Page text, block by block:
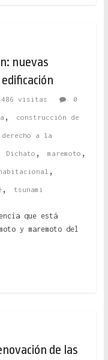
nuevas
visitas 0
, construcción de
derecho a la
Dichato , maremoto ,
,
, tsunami
que está
y maremoto del
de las